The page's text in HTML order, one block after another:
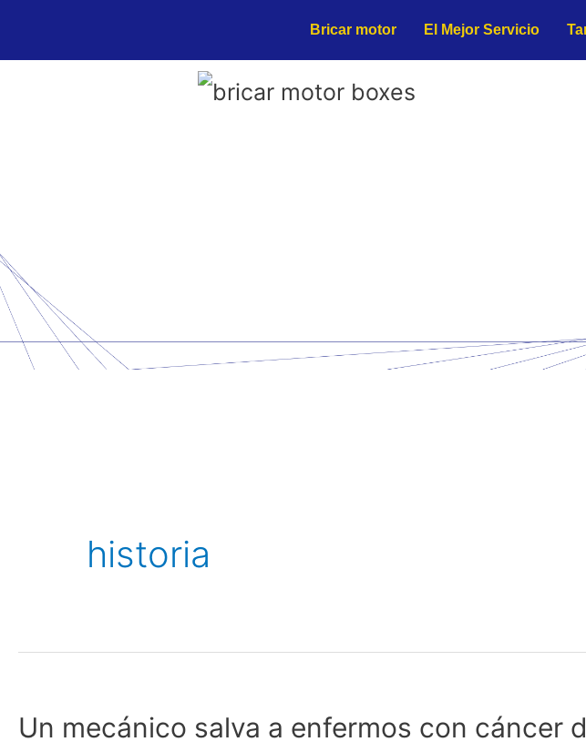
al
Bricar motor El Mejor Servicio
historia
Un mecánico salva a enfermos con cáncer
Un